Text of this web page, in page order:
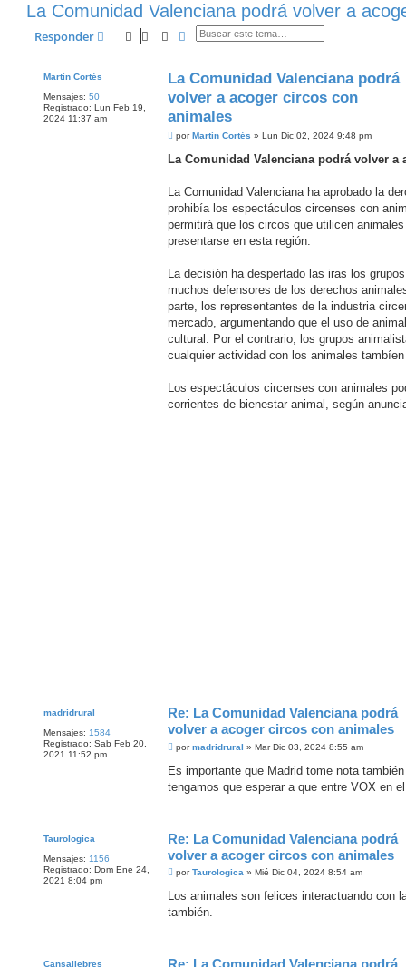
La Comunidad Valenciana podrá volver a
Responder BuscarBúsqueda Avanzada
Martín Cortés
Mensajes: 50
Registrado: Lun Feb 19,
2024 11:37 am
La Comunidad Valenciana podrá
volver a acoger circos con
animales
M
n
porMartín Cortés » Lun Dic 02, 2024 9:48 pm
La Comunidad Valenciana podrá volver
La Comunidad Valenciana ha aprobado la
prohibía los espectáculos circenses con
permitirá que los circos que utilicen
presentarse en esta región.
La decisión ha despertado las iras los
muchos defensores de los derechos
parte, los representantes de la industria
mercado, argumentando que el uso de
cultural. Por el contrario, los grupos
cualquier actividad con los animales
Los espectáculos circenses con animales
corrientes de bienestar animal, según
madridrural
Mensajes: 1584
Registrado: Sab Feb 20,
2021 11:52 pm
Re: La Comunidad Valenciana podrá
volver a acoger circos con animales
M
n
a
pormadridrural » Mar Dic 03, 2024 8:55 am
Es importante que Madrid tome nota
tengamos que esperar a que entre VOX en
Taurologica
Mensajes: 1156
Registrado: Dom Ene 24,
2021 8:04 pm
Re: La Comunidad Valenciana podrá
volver a acoger circos con animales
M
n
a
porTaurologica » Mié Dic 04, 2024 8:54 am
Los animales son felices interactuando con
también.
Cansaliebres Re: La Comunidad Valenciana podrá